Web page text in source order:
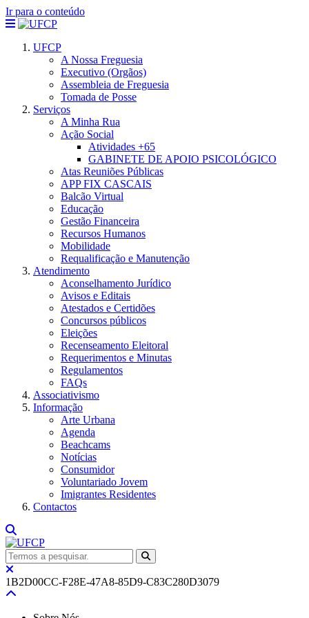
Ir para o conteúdo
UFCP
A Nossa Freguesia
Executivo (Orgãos)
Assembleia de Freguesia
Tomada de Posse
Serviços
A Minha Rua
Ação Social
Atividades +65
GABINETE DE APOIO PSICOLÓGICO
Atas Reuniões Públicas
APP FIX CASCAIS
Balcão Virtual
Educação
Gestão Financeira
Recursos Humanos
Mobilidade
Requalificação e Manutenção
Atendimento
Aconselhamento Jurídico
Avisos e Editais
Atestados e Certidões
Concursos públicos
Eleições
Recenseamento Eleitoral
Requerimentos e Minutas
Regulamentos
FAQs
Associativismo
Informação
Arte Urbana
Agenda
Beachcams
Notícias
Consumidor
Voluntariado Jovem
Imigrantes Residentes
Contactos
1B2D00CC-F28E-47A8-85D9-C83C280D3079